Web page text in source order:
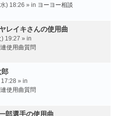
) 18:26 » in ヨーヨー相談
レイキさんの使用曲
19:27 » in
使用曲質問
郎
» in
使用曲質問
郎選手の使用曲